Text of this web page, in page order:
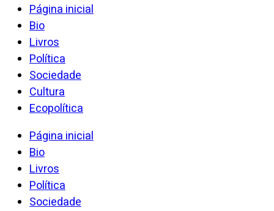
Página inicial
Bio
Livros
Política
Sociedade
Cultura
Ecopolítica
Página inicial
Bio
Livros
Política
Sociedade